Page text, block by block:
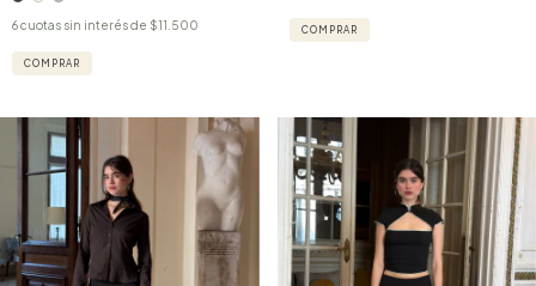
6cuotas sin interés de $11.500
COMPRAR
COMPRAR